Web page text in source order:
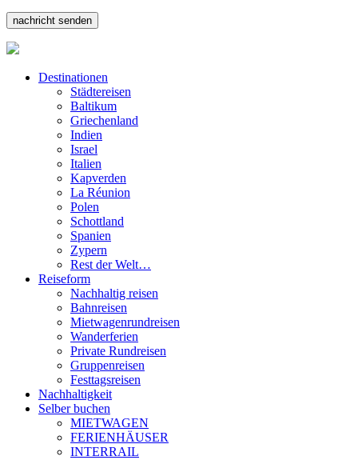
Destinationen
Städtereisen
Baltikum
Griechenland
Indien
Israel
Italien
Kapverden
La Réunion
Polen
Schottland
Spanien
Zypern
Rest der Welt…
Reiseform
Nachhaltig reisen
Bahnreisen
Mietwagenrundreisen
Wanderferien
Private Rundreisen
Gruppenreisen
Festtagsreisen
Nachhaltigkeit
Selber buchen
MIETWAGEN
FERIENHÄUSER
INTERRAIL